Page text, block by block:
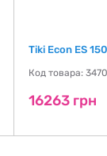
Tiki Econ ES
Код товара:
16263 грн